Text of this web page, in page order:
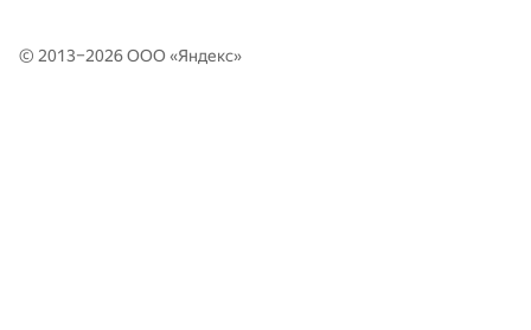
© 2013–2026 ООО «Яндекс»